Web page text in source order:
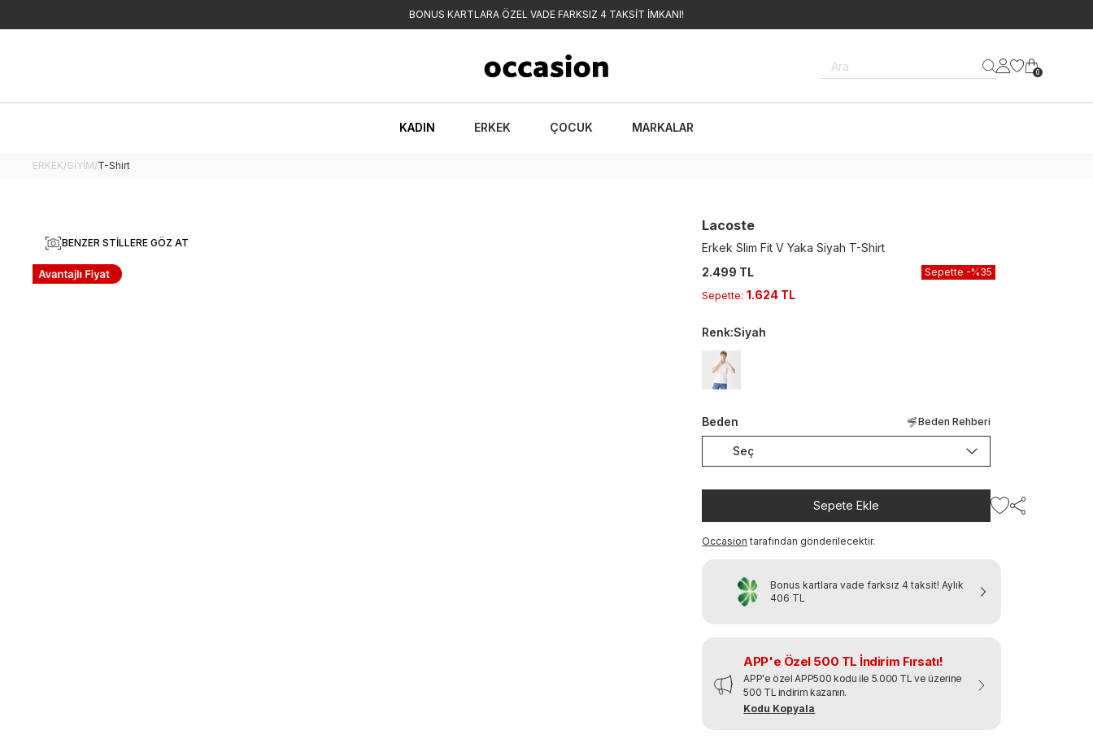
BONUS KARTLARA ÖZEL VADE FARKSIZ 4 TAKSİT İMKANI!
Ara 0
KADIN ERKEK ÇOCUK MARKALAR
ERKEK/GİYİM/T-Shirt
BENZER STILLERE GÖZ AT
Lacoste
Erkek Slim Fit V Yaka Siyah T-Shirt
2.499 TL
Sepette -%35
Sepette: 1.624 TL
Renk:Siyah
Beden Beden Rehberi
Seç
Sepete Ekle
Occasion tarafından gönderilecektir.
Bonus kartlara vade farksız 4 taksit! Aylık
406 TL
APP'e Özel 500 TL İndirim Fırsatı!
APP'e özel APP500 kodu ile 5.000 TL ve üzerine
500 TL indirim kazanın.
Kodu Kopyala